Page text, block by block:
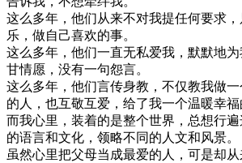
这么多年，他们从来不对我提任何要求
乐，做自己喜欢的事。
这么多年，他们一直无私爱我，默默地
甘情愿，没有一句怨言。
这么多年，他们言传身教，不仅教我做
的人，也互敬互爱，给了我一个温暖幸福
而我心里，装着的是整个世界，总想行
的语言和文化，领略不同的人文和风景。
虽然心里把父母当成最爱的人，可是却